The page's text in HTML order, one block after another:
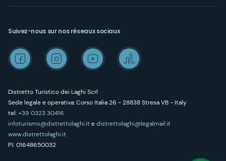
Distretto Turistico dei Laghi Scrl
Sede legale e operativa: Corso Italia 26 - 28838 Stresa VB - Italy
tel:+39 0323 30416
infoturismo@distrettolaghi.itedistrettolaghi@legalmail.it
www.distrettolaghi.it
P.I. 01648650032
Suivez-nous sur nos réseaux sociaux